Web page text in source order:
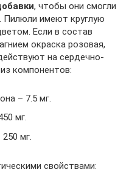
, чтобы они смогли
Пилюли имеют круглую
Если в состав
окраска розовая,
на сердечно-
компонентов:
– 7.5 мг.
мг.
мг.
свойствами: